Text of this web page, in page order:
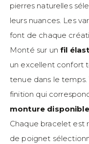
pierres naturelles
leurs nuances. Les
font de chaque
Monté sur un fil
un excellent confort
tenue dans le temps.
finition qui
monture
Chaque bracelet est
de poignet